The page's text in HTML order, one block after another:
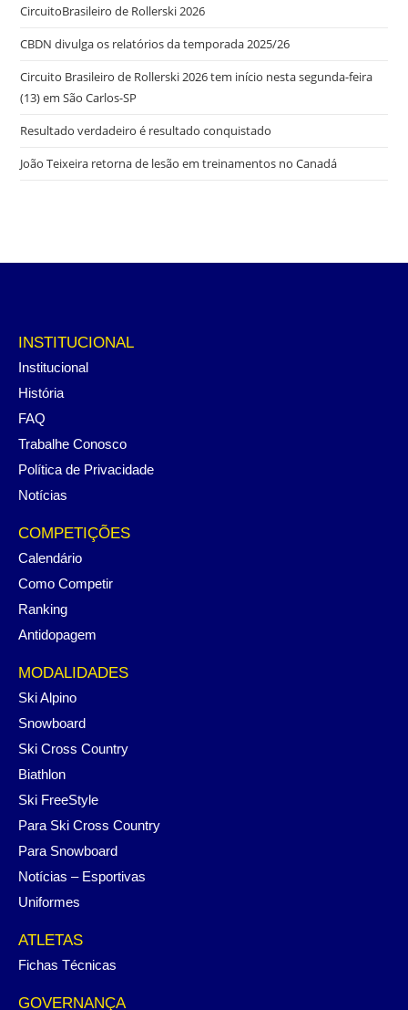
CircuitoBrasileiro de Rollerski 2026
CBDN divulga os relatórios da temporada 2025/26
Circuito Brasileiro de Rollerski 2026 tem início nesta segunda-feira
(13) em São Carlos-SP
Resultado verdadeiro é resultado conquistado
João Teixeira retorna de lesão em treinamentos no Canadá
INSTITUCIONAL
Institucional
História
FAQ
Trabalhe Conosco
Política de Privacidade
Notícias
COMPETIÇÕES
Calendário
Como Competir
Ranking
Antidopagem
MODALIDADES
Ski Alpino
Snowboard
Ski Cross Country
Biathlon
Ski FreeStyle
Para Ski Cross Country
Para Snowboard
Notícias – Esportivas
Uniformes
ATLETAS
Fichas Técnicas
GOVERNANÇA